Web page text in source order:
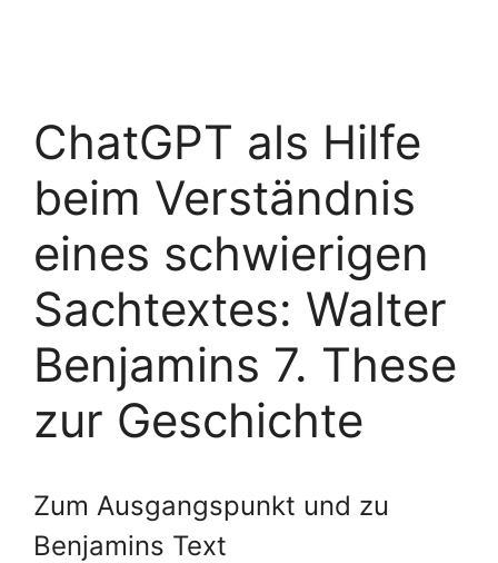
ChatGPT als Hilfe
beim Verständnis
eines schwierigen
Sachtextes: Walter
Benjamins 7. These
zur Geschichte
Zum Ausgangspunkt und zu
Benjamins Text